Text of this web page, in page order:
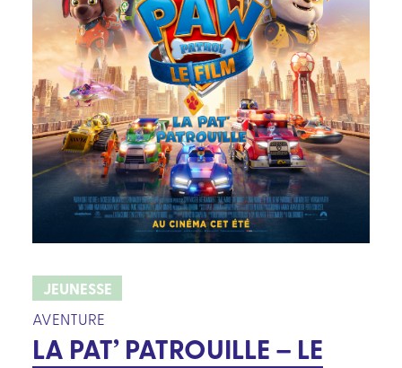
JEUNESSE
AVENTURE
LA PAT’ PATROUILLE – LE